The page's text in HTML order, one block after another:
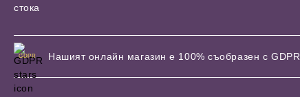
стока
GDPR Нашият онлайн магазин е 100% съобразен с GDPR.